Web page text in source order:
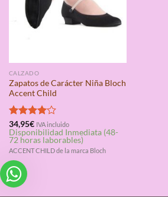
CALZADO
Zapatos de Carácter Niña Bloch
Accent Child
Valorado
con4.00
de 5
34,95€ IVA incluido
Disponibilidad Inmediata (48-
72 horas laborables)
ACCENT CHILD de la marca Bloch